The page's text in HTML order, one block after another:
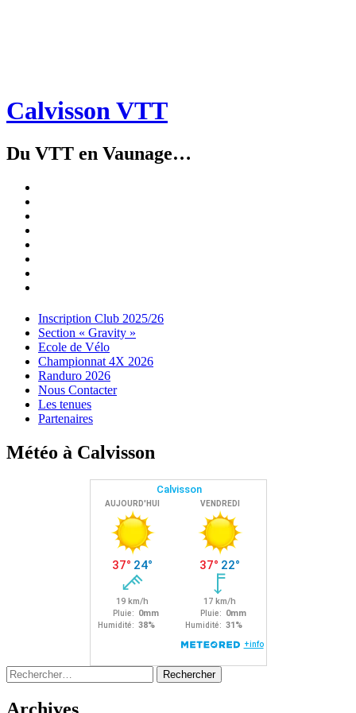
Calvisson VTT
Du VTT en Vaunage…
Menu
Widgets
Recherche
Aller
contenu
Inscription Club 2025/26
Section « Gravity »
Ecole de Vélo
Championnat 4X 2026
Randuro 2026
Nous Contacter
Les tenues
Partenaires
Météo à Calvisson
Rechercher :